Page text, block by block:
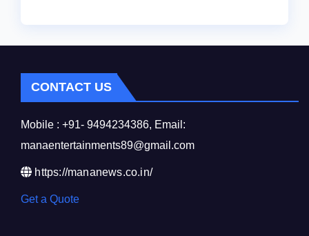
CONTACT US
Mobile : +91- 9494234386, Email:
manaentertainments89@gmail.com
https://mananews.co.in/
Get a Quote